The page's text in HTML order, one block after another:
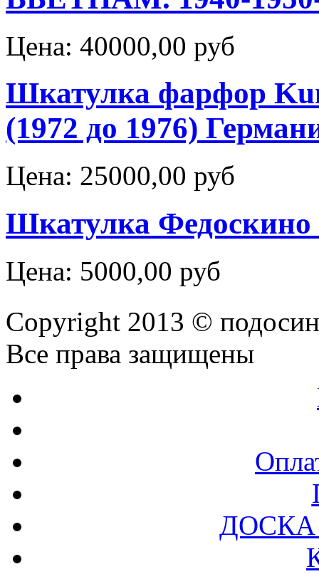
Цена: 40000,00 руб
Шкатулка фарфор
(1972 до 1976)
Цена: 25000,00 руб
Шкатулка
Цена: 5000,00 руб
Copyright 2013 ©
Все права защищены